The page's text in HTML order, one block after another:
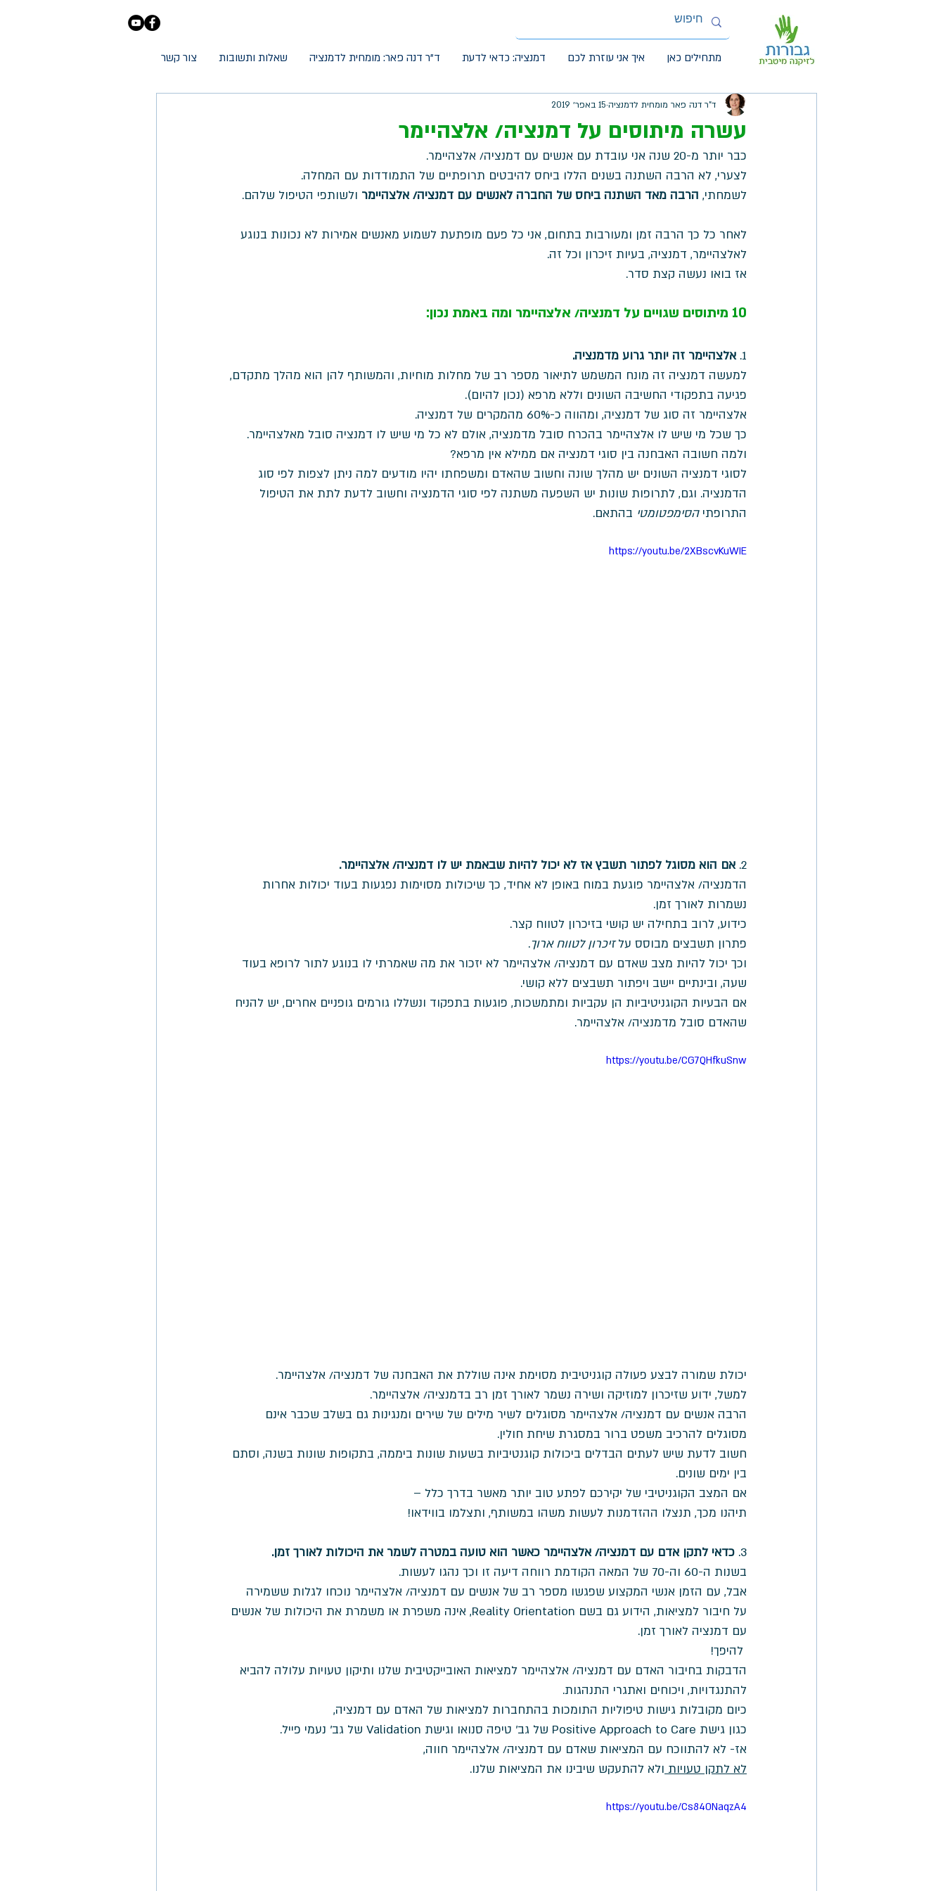
מתחילים כאן איך אני עוזרת לכם דמנציה: כדאי לדעת ד"ר דנה פאר: מומחית לדמנציה שאלות ותשובות צור קשר
עשרה מיתוסים על דמנציה/ אלצהיימר
ד"ר דנה פאר מומחית לדמנציה 15 באפר׳ 2019
כבר יותר מ-20 שנה אני עובדת עם אנשים עם דמנציה/ אלצהיימר.
לצערי, לא הרבה השתנה בשנים הללו ביחס להיבטים תרופתיים של התמודדות עם המחלה.
לשמחתי, הרבה מאד השתנה ביחס של החברה לאנשים עם דמנציה/ אלצהיימר ולשותפי הטיפול שלהם.
לאחר כל כך הרבה זמן ומעורבות בתחום, אני כל פעם מופתעת לשמוע מאנשים אמירות לא נכונות בנוגע
לאלצהיימר, דמנציה, בעיות זיכרון וכל זה.
אז בואו נעשה קצת סדר.
10 מיתוסים שגויים על דמנציה/ אלצהיימר ומה באמת נכון:
1. אלצהיימר זה יותר גרוע מדמנציה.
למעשה דמנציה זה מונח המשמש לתיאור מספר רב של מחלות מוחיות, והמשותף להן הוא מהלך מתקדם,
פגיעה בתפקודי החשיבה השונים וללא מרפא (נכון להיום).
אלצהיימר זה סוג של דמנציה, ומהווה כ-60% מהמקרים של דמנציה.
כך שכל מי שיש לו אלצהיימר בהכרח סובל מדמנציה, אולם לא כל מי שיש לו דמנציה סובל מאלצהיימר.
ולמה חשובה האבחנה בין סוגי דמנציה אם ממילא אין מרפא?
לסוגי דמנציה השונים יש מהלך שונה וחשוב שהאדם ומשפחתו יהיו מודעים למה ניתן לצפות לפי סוג
הדמנציה. וגם, לתרופות שונות יש השפעה משתנה לפי סוגי הדמנציה וחשוב לדעת לתת את הטיפול
התרופתי הסימפטומטי בהתאם.
https://youtu.be/2XBscvKuWIE
2. אם הוא מסוגל לפתור תשבץ אז לא יכול להיות שבאמת יש לו דמנציה/ אלצהיימר.
הדמנציה/ אלצהיימר פוגעת במוח באופן לא אחיד, כך שיכולות מסוימות נפגעות בעוד יכולות אחרות
נשמרות לאורך זמן.
כידוע, לרוב בתחילה יש קושי בזיכרון לטווח קצר.
פתרון תשבצים מבוסס על זיכרון לטווח ארוך.
וכך יכול להיות מצב שאדם עם דמנציה/ אלצהיימר לא יזכור את מה שאמרתי לו בנוגע לתור לרופא בעוד
שעה, ובינתיים יישב ויפתור תשבצים ללא קושי.
אם הבעיות הקוגניטיביות הן עקביות ומתמשכות, פוגעות בתפקוד ונשללו גורמים גופניים אחרים, יש להניח
שהאדם סובל מדמנציה/ אלצהיימר.
https://youtu.be/CG7QHfkuSnw
יכולת שמורה לבצע פעולה קוגניטיבית מסוימת אינה שוללת את האבחנה של דמנציה/ אלצהיימר.
למשל, ידוע שזיכרון למוזיקה ושירה נשמר לאורך זמן רב בדמנציה/ אלצהיימר.
הרבה אנשים עם דמנציה/ אלצהיימר מסוגלים לשיר מילים של שירים ומנגינות גם בשלב שכבר אינם
מסוגלים להרכיב משפט ברור במסגרת שיחת חולין.
חשוב לדעת שיש לעתים הבדלים ביכולות קוגנטיביות בשעות שונות ביממה, בתקופות שונות בשנה, וסתם
בין ימים שונים.
אם המצב הקוגניטיבי של יקירכם לפתע טוב יותר מאשר בדרך כלל –
תיהנו מכך, תנצלו ההזדמנות לעשות משהו במשותף, ותצלמו בווידאו!
3. כדאי לתקן אדם עם דמנציה/ אלצהיימר כאשר הוא טועה במטרה לשמר את היכולות לאורך זמן.
בשנות ה-60 וה-70 של המאה הקודמת רווחה דיעה זו וכך נהגו לעשות.
אבל, עם הזמן אנשי המקצוע שפגשו מספר רב של אנשים עם דמנציה/ אלצהיימר נוכחו לגלות ששמירה
על חיבור למציאות, הידוע גם בשם Reality Orientation, אינה משפרת או משמרת את היכולות של אנשים
עם דמנציה לאורך זמן.
הדבקות בחיבור האדם עם דמנציה/ אלצהיימר למציאות האובייקטיבית שלנו ותיקון טעויות עלולה להביא
להתנגדויות, ויכוחים ואתגרי התנהגות.
כיום מקובלות גישות טיפוליות התומכות בהתחברות למציאות של האדם עם דמנציה,
כגון גישת Positive Approach to Care של גב' טיפה סנואו וגישת Validation של גב' נעמי פייל.
אז- לא להתווכח עם המציאות שאדם עם דמנציה/ אלצהיימר חווה,
לא לתקן טעויות ולא להתעקש שיבינו את המציאות שלנו.
https://youtu.be/Cs840NaqzA4